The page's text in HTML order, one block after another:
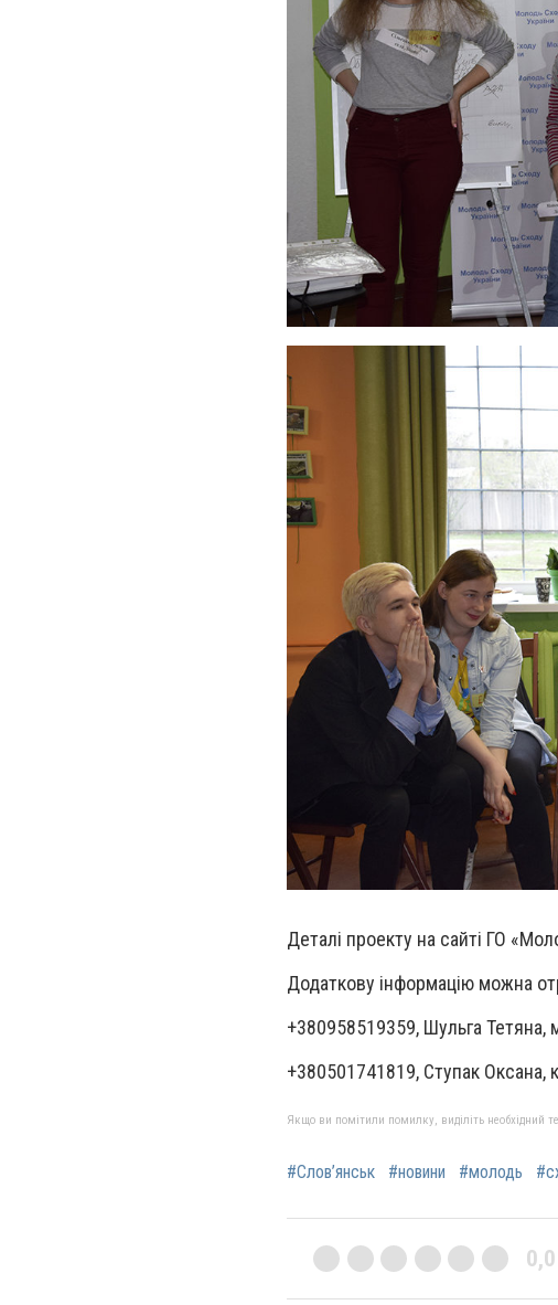
Деталі проекту на сайті ГО
Додаткову інформацію можна
+380958519359, Шульга Тетяна,
+380501741819, Ступак Оксана,
Якщо ви помітили помилку, виділіть необхідний
#Слов’янськ #новини #молодь
0,0